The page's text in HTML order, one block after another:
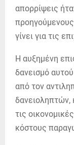
απορρίψεις
γίνει για τις
Η αυξημένη
δανεισμό
από τον
δανειοληπτών,
τις
κόστους